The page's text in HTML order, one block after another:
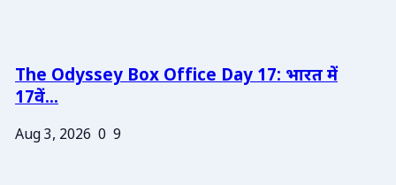
The Odyssey Box Office Day 17: भारत में
17वें...
Aug 3, 2026 0 9